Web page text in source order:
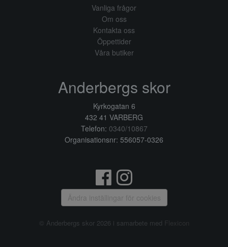
Vanliga frågor
Om oss
Kontakta oss
Öppettider
Våra butiker
Anderbergs skor
Kyrkogatan 6
432 41 VARBERG
Telefon: 0340/10867
Organisationsnr: 556057-0326
Ändra inställingar för cookies
© Anderbergs skor 2026 i samarbete med Flexicon